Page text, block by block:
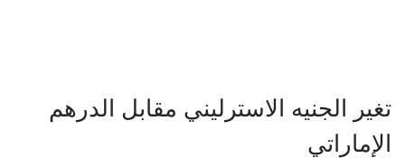
تغير الجنيه الاسترليني مقابل الدرهم
الإماراتي